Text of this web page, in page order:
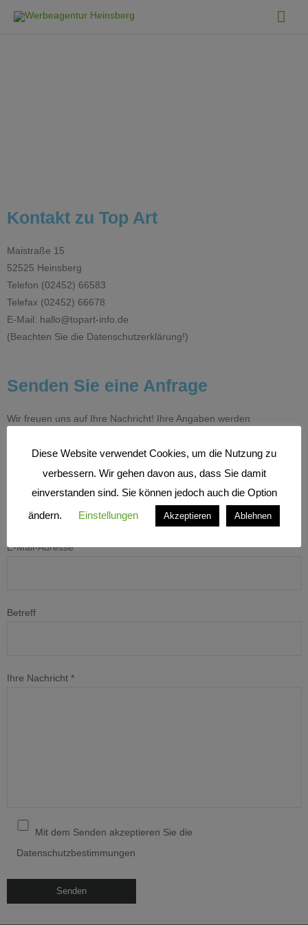
Kontakt zu Top Art
Maistraße 15
52525 Heinsberg
Telefon (02452) 66583
Telefax (02452) 66678
E-Mail: hallo@topart-info.de
(Beachten Sie die Datenschutzerklärung!)
Senden Sie eine Anfrage
Wir freuen uns auf Ihre Nachricht! Ihre Angaben werden
E-Mail-Adresse *
Betreff
Ihre Nachricht *
Mit dem Senden akzeptieren Sie die
Datenschutzbestimmungen
Diese Website verwendet Cookies, um die Nutzung zu
verbessern. Wir gehen davon aus, dass Sie damit
einverstanden sind. Sie können jedoch auch die Option
ändern.
Einstellungen Akzeptieren Ablehnen